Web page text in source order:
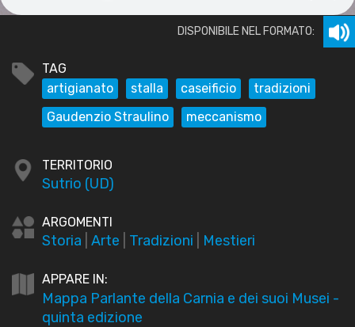
DISPONIBILE NEL FORMATO:
TAG
artigianato
stalla caseificio
tradizioni
Gaudenzio Straulino
meccanismo
TERRITORIO
Sutrio (UD)
ARGOMENTI
Storia Arte Tradizioni Mestieri
APPARE IN:
Mappa Parlante della Carnia e dei suoi Musei -
quinta edizione